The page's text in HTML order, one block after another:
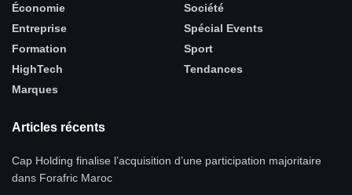
Économie
Entreprise
Formation
HighTech
Marques
Société
Spécial Events
Sport
Tendances
Articles récents
Cap Holding finalise l’acquisition d’une participation majoritaire
dans Forafric Maroc